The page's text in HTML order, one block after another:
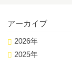
アーカイブ
2026年
2025年